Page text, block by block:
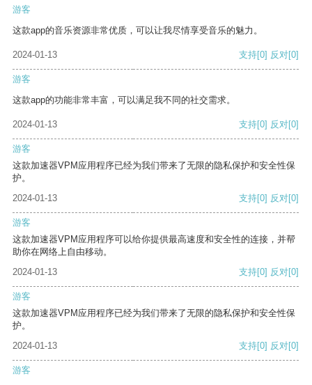
游客
这款app的音乐资源非常优质，可以让我尽情享受音乐的魅力。
2024-01-13 支持[0] 反对[0]
游客
这款app的功能非常丰富，可以满足我不同的社交需求。
2024-01-13 支持[0] 反对[0]
游客
这款加速器VPM应用程序已经为我们带来了无限的隐私保护和安全性保
护。
2024-01-13
支持[0] 反对[0]
游客
这款加速器VPM应用程序可以给你提供最高速度和安全性的连接，并帮
助你在网络上自由移动。
2024-01-13
支持[0] 反对[0]
游客
这款加速器VPM应用程序已经为我们带来了无限的隐私保护和安全性保
护。
2024-01-13
支持[0] 反对[0]
游客